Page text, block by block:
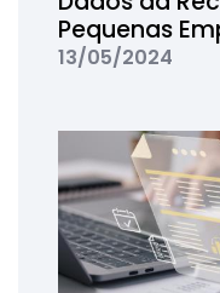
Pequenas
13/05/2024